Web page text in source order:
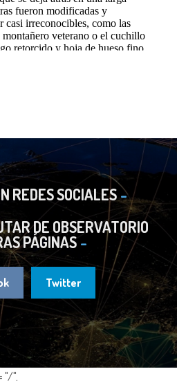
REDES SOCIALES
DE OBSERVATORIO
PÁGINAS
Twitter
"/".